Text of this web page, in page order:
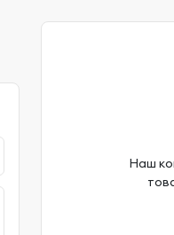
Наш